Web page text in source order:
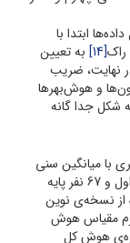
ابتدا با
[14]
به تعیین
نهایت، ضریب
و هوش‌بهرها
شکل جدا گانه
یادگیری با میانگین سنی
7 سال و 4 ماه که در پایه‌های اول و دوم (53 نفر اول و 67 نفر پایه
از نسخه‌ی نوین
مقیاس هوش
هوش کل